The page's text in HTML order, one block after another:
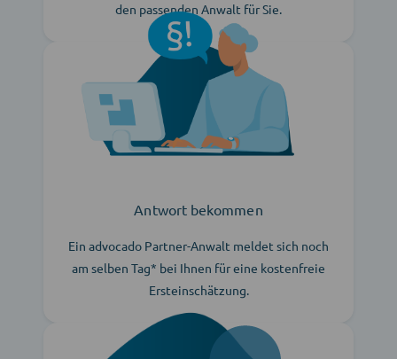
den passenden Anwalt für Sie.
Antwort bekommen
Ein advocado Partner-Anwalt meldet sich noch
am selben Tag* bei Ihnen für eine kostenfreie
Ersteinschätzung.